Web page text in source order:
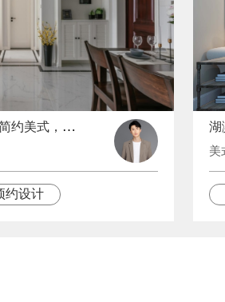
厦门联发欣悦湾87㎡简约美式，生活就该这样缤纷绚丽
约设计
湖
美